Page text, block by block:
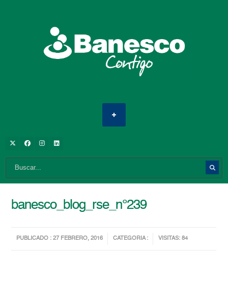
banesco_blog_rse_n°239
PUBLICADO : 27 FEBRERO, 2016 CATEGORIA : VISITAS: 84